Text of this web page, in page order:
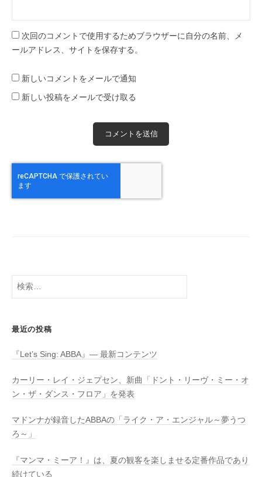
次回のコメントで使用するためブラウザーに自分の名前、メ
ールアドレス、サイトを保存する。
新しいコメントをメールで通知
新しい投稿をメールで受け取る
検
最近の投稿
『Let’s Sing: ABBA』― 最新コンテンツ
カーリー・レイ・ジェプセン、新曲「ドント・リーヴ・ミー・オ
ン・ザ・ダンス・フロア」を発表
マドンナが録音したABBAの「ライク・ア・エンジャル～夢うつ
ろ～」
『マンマ・ミーア！』は、夏の観客を楽しませる定番作品であり
続けている